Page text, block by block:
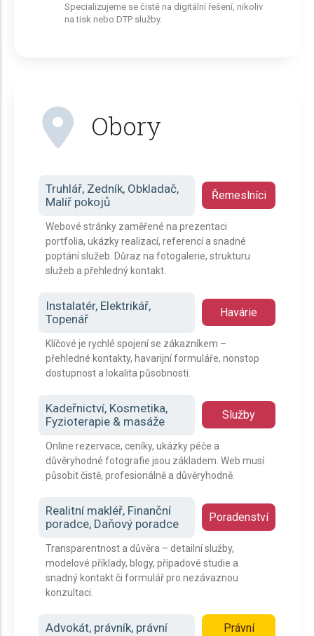
Specializujeme se čistě na digitální řešení, nikoliv
na tisk nebo DTP služby.
Obory
Truhlář, Zedník, Obkladač,
Malíř pokojů
Řemeslníci
Webové stránky zaměřené na prezentaci
portfolia, ukázky realizací, referencí a snadné
poptání služeb. Důraz na fotogalerie, strukturu
služeb a přehledný kontakt.
Instalatér, Elektrikář,
Topenář
Havárie
Klíčové je rychlé spojení se zákazníkem –
přehledné kontakty, havarijní formuláře, nonstop
dostupnost a lokalita působnosti.
Kadeřnictví, Kosmetika,
Fyzioterapie & masáže
Služby
Online rezervace, ceníky, ukázky péče a
důvěryhodné fotografie jsou základem. Web musí
působit čistě, profesionálně a důvěryhodně.
Realitní makléř, Finanční
poradce, Daňový poradce
Poradenství
Transparentnost a důvěra – detailní služby,
modelové příklady, blogy, případové studie a
snadný kontakt či formulář pro nezávaznou
konzultaci.
Advokát, právník, právní
Právní